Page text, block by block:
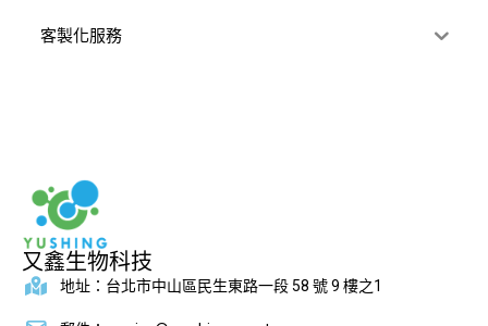
客製化服務
又鑫生物科技
地址：台北市中山區民生東路一段 58 號 9 樓之1